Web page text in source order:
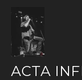
content
ACTA